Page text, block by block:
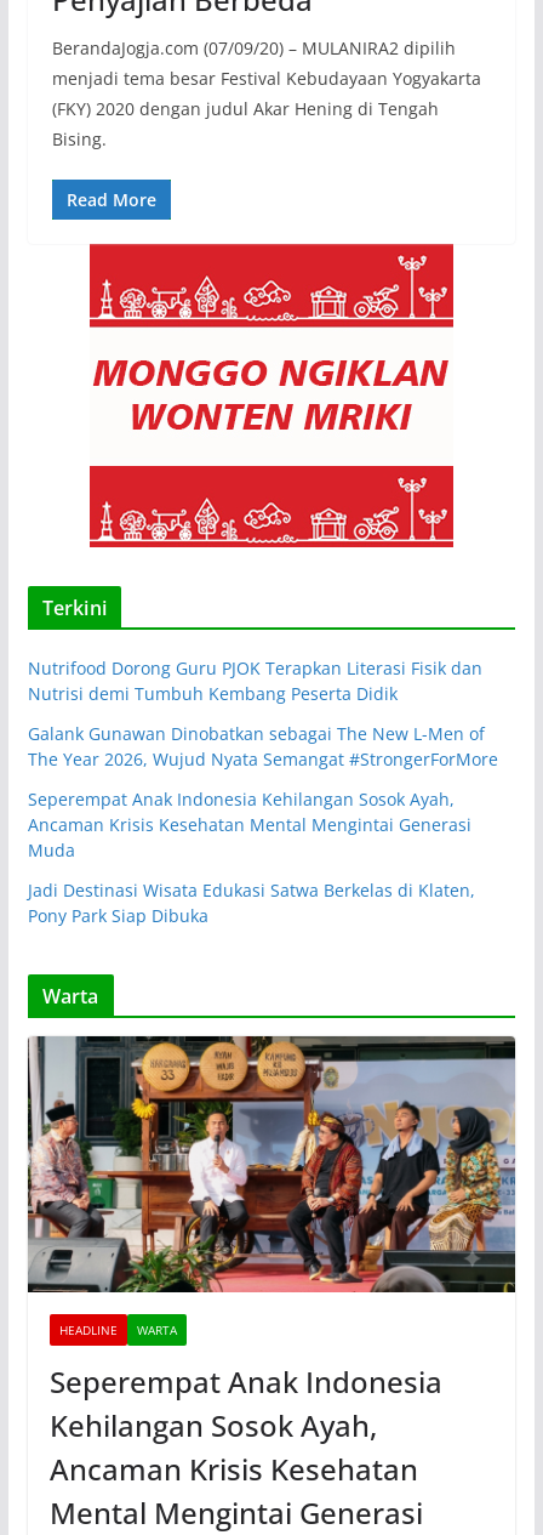
BerandaJogja.com (07/09/20) – MULANIRA2 dipilih
menjadi tema besar Festival Kebudayaan Yogyakarta
(FKY) 2020 dengan judul Akar Hening di Tengah
Bising.
Read More
Terkini
Nutrifood Dorong Guru PJOK Terapkan Literasi Fisik dan
Nutrisi demi Tumbuh Kembang Peserta Didik
Galank Gunawan Dinobatkan sebagai The New L-Men of
The Year 2026, Wujud Nyata Semangat #StrongerForMore
Seperempat Anak Indonesia Kehilangan Sosok Ayah,
Ancaman Krisis Kesehatan Mental Mengintai Generasi
Muda
Jadi Destinasi Wisata Edukasi Satwa Berkelas di Klaten,
Pony Park Siap Dibuka
Warta
HEADLINE WARTA
Seperempat Anak Indonesia
Kehilangan Sosok Ayah,
Ancaman Krisis Kesehatan
Mental Mengintai Generasi